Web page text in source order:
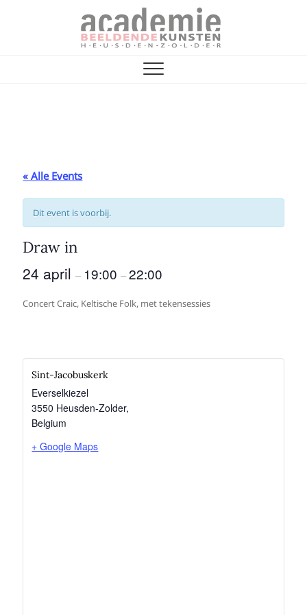
Vrienden van de
« Alle Events
Dit event is voorbij.
Draw in
24 april– 19:00–22:00
Concert Craic, Keltische Folk, met tekensessies
Sint-Jacobuskerk
Everselkiezel
3550 Heusden-Zolder,
Belgium
+ Google Maps